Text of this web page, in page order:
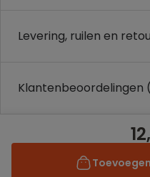
Levering, ruilen en
Klantenbeoordelingen